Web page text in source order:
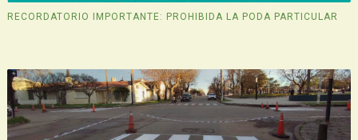
RECORDATORIO IMPORTANTE: PROHIBIDA LA PODA PARTICULAR